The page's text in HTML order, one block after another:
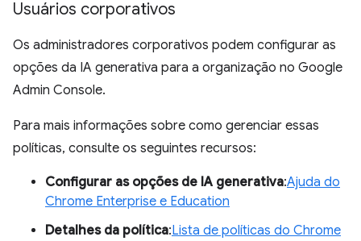
Usuários corporativos
Os administradores corporativos podem configurar as
opções da IA generativa para a organização no Google
Admin Console.
Para mais informações sobre como gerenciar essas
políticas, consulte os seguintes recursos:
Configurar as opções de IA generativa:Ajuda do
Chrome Enterprise e Education
Detalhes da política:Lista de políticas do Chrome